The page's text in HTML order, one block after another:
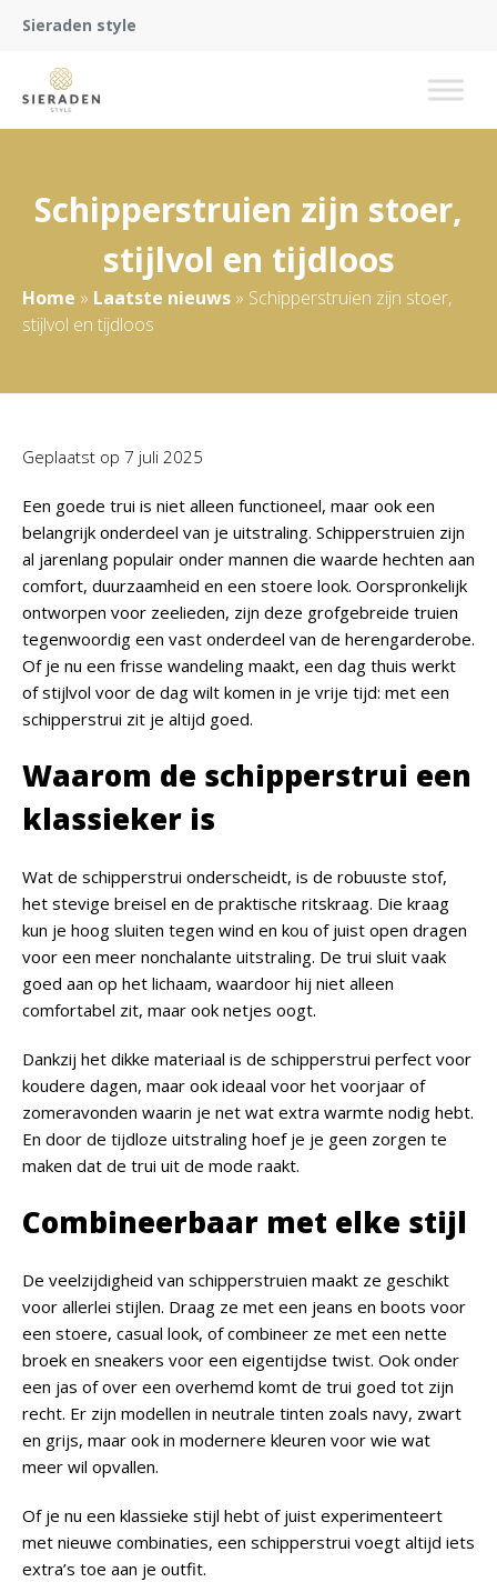
Sieraden style
Schipperstruien zijn stoer,
stijlvol en tijdloos
Home » Laatste nieuws » Schipperstruien zijn stoer,
stijlvol en tijdloos
Geplaatst op 7 juli 2025
Een goede trui is niet alleen functioneel, maar ook een
belangrijk onderdeel van je uitstraling. Schipperstruien zijn
al jarenlang populair onder mannen die waarde hechten aan
comfort, duurzaamheid en een stoere look. Oorspronkelijk
ontworpen voor zeelieden, zijn deze grofgebreide truien
tegenwoordig een vast onderdeel van de herengarderobe.
Of je nu een frisse wandeling maakt, een dag thuis werkt
of stijlvol voor de dag wilt komen in je vrije tijd: met een
schipperstrui zit je altijd goed.
Waarom de schipperstrui een
klassieker is
Wat de schipperstrui onderscheidt, is de robuuste stof,
het stevige breisel en de praktische ritskraag. Die kraag
kun je hoog sluiten tegen wind en kou of juist open dragen
voor een meer nonchalante uitstraling. De trui sluit vaak
goed aan op het lichaam, waardoor hij niet alleen
comfortabel zit, maar ook netjes oogt.
Dankzij het dikke materiaal is de schipperstrui perfect voor
koudere dagen, maar ook ideaal voor het voorjaar of
zomeravonden waarin je net wat extra warmte nodig hebt.
En door de tijdloze uitstraling hoef je je geen zorgen te
maken dat de trui uit de mode raakt.
Combineerbaar met elke stijl
De veelzijdigheid van schipperstruien maakt ze geschikt
voor allerlei stijlen. Draag ze met een jeans en boots voor
een stoere, casual look, of combineer ze met een nette
broek en sneakers voor een eigentijdse twist. Ook onder
een jas of over een overhemd komt de trui goed tot zijn
recht. Er zijn modellen in neutrale tinten zoals navy, zwart
en grijs, maar ook in modernere kleuren voor wie wat
meer wil opvallen.
Of je nu een klassieke stijl hebt of juist experimenteert
met nieuwe combinaties, een schipperstrui voegt altijd iets
extra’s toe aan je outfit.